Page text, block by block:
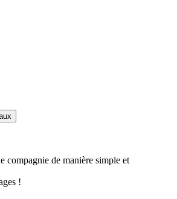
compagnie de manière simple et
!